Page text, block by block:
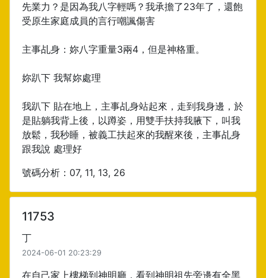
先業力？是因為我八字輕嗎？我承擔了23年了，還飽
受原生家庭成員的言行嘲諷傷害
主事乩身：妳八字重量3兩4，但是神格重。
妳趴下 我幫妳處理
我趴下 貼在地上，主事乩身站起來，走到我身邊，於
是貼躺我背上後，以蹲姿，用雙手扶持我腋下，叫我
放鬆，我秒睡，被義工扶起來的我醒來後，主事乩身
跟我說 處理好
號碼分析：07, 11, 13, 26
11753
丁
2024-06-01 20:23:29
在自己家上樓梯到神明廳，看到神明祖先旁邊有全黑